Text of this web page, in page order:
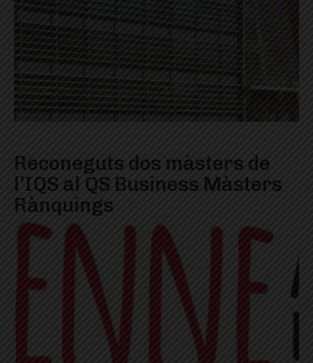
Reconeguts dos màsters de
l’IQS al QS Business Màsters
Rànquings